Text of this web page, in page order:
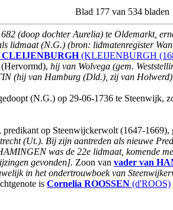
Blad 177 van 534 bladen
(doop dochter Aurelia) te Oldemarkt,
lidmaat (N.G.) (bron: lidmatenregister
CLEIJENBURGH(KLEIJENBURGH
hij van Wolvega (gem.
(hij van Hamburg (Dld.), zij van
(N.G.) op 29-06-1736 te Steenwijk,
op Steenwijckerwolt (1647-1669),
(Ut.). Bij zijn aantreden als nieuwe
was de 22e lidmaat, komende
gevonden]. Zoon van vader van
in het ondertrouwboek van
is Cornelia ROOSSEN (d'ROOS)